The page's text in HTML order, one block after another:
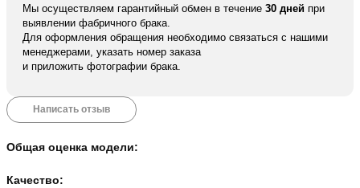
Мы осуществляем гарантийный обмен в течение 30 дней при
выявлении фабричного брака.
Для оформления обращения необходимо связаться с нашими
менеджерами, указать номер заказа
и приложить фотографии брака.
Написать отзыв
Общая оценка модели:
Качество: